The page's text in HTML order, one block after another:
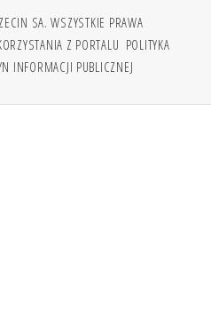
SA. WSZYSTKIE PRAWA
Z PORTALU POLITYKA
INFORMACJI PUBLICZNEJ